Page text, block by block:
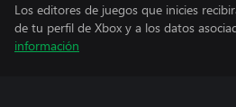
Los editores de juegos que inicies
de tu perfil de Xbox y a los datos
información